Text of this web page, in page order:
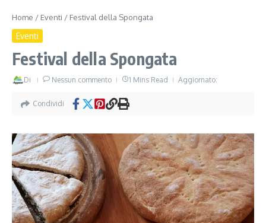
Home / Eventi / Festival della Spongata
Eventi
Festival della Spongata
Di Nessun commento 1 Mins Read Aggiornato:
Condividi